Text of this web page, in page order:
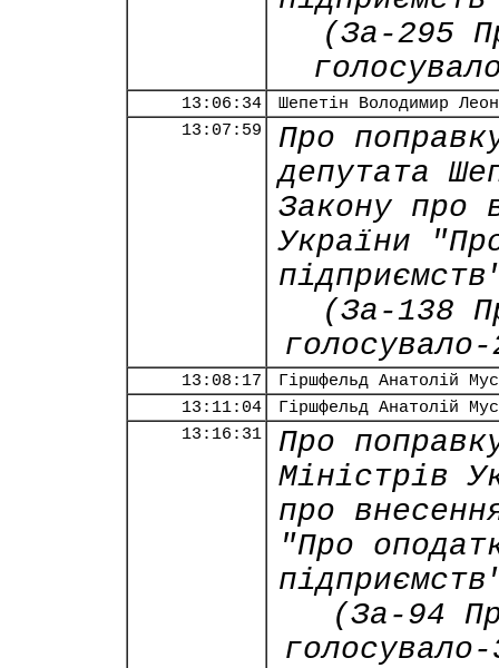
(За-295
13:06:34
Шепетін Володимир
13:07:59
Про
депутата
Закону про
України
(За-138
13:08:17
Гіршфельд Анатолій
13:11:04
Гіршфельд Анатолій
13:16:31
Про
Міністрів
про
"Про
(За-94